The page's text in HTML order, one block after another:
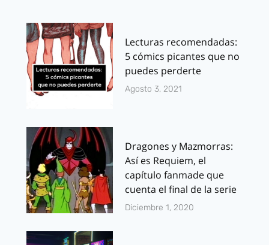
Lecturas recomendadas:
5 cómics picantes que no
puedes perderte
Agosto 3, 2021
Dragones y Mazmorras:
Así es Requiem, el
capítulo fanmade que
cuenta el final de la serie
Diciembre 1, 2020